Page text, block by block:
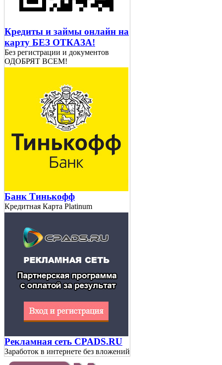
Кредиты и займы онлайн на
карту БЕЗ ОТКАЗА!
Без регистрации и документов
ОДОБРЯТ ВСЕМ!
Банк Тинькофф
Кредитная Карта Platinum
Рекламная сеть CPADS.RU
Заработок в интернете без вложений